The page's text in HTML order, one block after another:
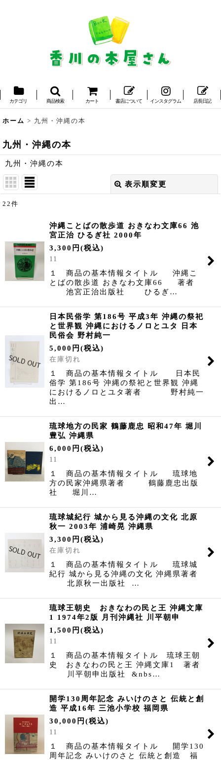
カテゴリ 商品検索 カート 書店について インスタグラム 店長日記
ホーム > 九州・沖縄の本
九州・沖縄の本
九州・沖縄の本
表示順変更
表示数:
並び順
絞り込む
22 件
沖縄ことばの散歩道 おきなわ文庫66 池
宮正治 ひるぎ社 2000年
3,300 円 (税込)
11
１ 商品の基本情報タイトル 沖縄こ
とばの散歩道 おきなわ文庫66 著者
池宮正治出版社 ひるぎ…
日本民俗学 第186号 平成3年 沖縄の祭祀
と世界観 沖縄におけるノロとユタ 日本
民俗会 野村純一
5,000 円 (税込)
在庫切れ
１ 商品の基本情報タイトル 日本民
俗学 第186号 沖縄の祭祀と世界観 沖縄
におけるノロとユタ著者 野村純一
出…
琉球地方の民家 鶴藤鹿忠 昭和47年 堀川
豊弘 沖縄県
6,000 円 (税込)
11
１ 商品の基本情報タイトル 琉球地
方の民家沖縄県著者 鶴藤鹿忠出版
社 堀川…
琉球城紀行 城から見る沖縄の文化 北原
秋一 2003年 浦崎晃 沖縄県
3,300 円 (税込)
在庫切れ
１ 商品の基本情報タイトル 琉球城
紀行 城から見る沖縄の文化 沖縄県著者
北原秋一出版社 …
琉球王朝史 おきなわの民と王 沖縄文庫
1 1974年2版 月刊沖縄社 川平朝申
1,500 円 (税込)
11
１ 商品の基本情報タイトル 琉球王朝
史 おきなわの民と王 沖縄文庫1 著者
川平朝申出版社 &nbs…
開学130周年記念 みいけのさと 伝統と創
造 平成16年 三池小学校 福岡県
30,000 円 (税込)
11
１ 商品の基本情報タイトル 開学130
周年記念 みいけのさと 伝統と創造 福